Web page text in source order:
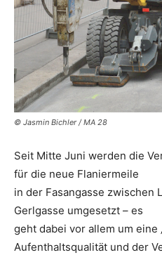
© Jasmin Bichler / MA 28
Seit Mitte Juni werden die
für die neue Flaniermeile
in der Fasangasse zwischen
Gerlgasse umgesetzt – es
geht dabei vor allem um eine
Aufenthaltsqualität und der